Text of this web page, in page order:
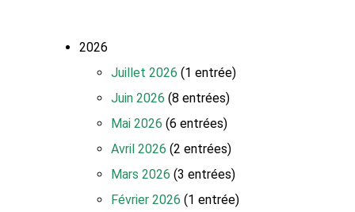
2026
Juillet 2026 (1 entrée)
Juin 2026 (8 entrées)
Mai 2026 (6 entrées)
Avril 2026 (2 entrées)
Mars 2026 (3 entrées)
Février 2026 (1 entrée)